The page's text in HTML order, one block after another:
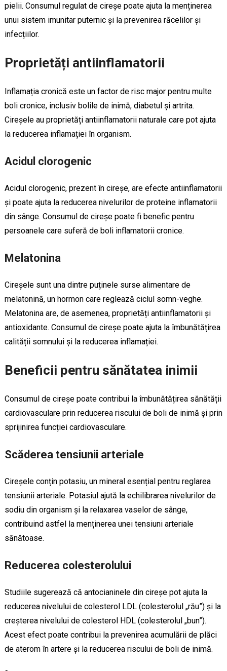
pielii. Consumul regulat de cireșe poate ajuta la menținerea
unui sistem imunitar puternic și la prevenirea răcelilor și
infecțiilor.
Proprietăți antiinflamatorii
Inflamația cronică este un factor de risc major pentru multe
boli cronice, inclusiv bolile de inimă, diabetul și artrita.
Cireșele au proprietăți antiinflamatorii naturale care pot ajuta
la reducerea inflamației în organism.
Acidul clorogenic
Acidul clorogenic, prezent în cireșe, are efecte antiinflamatorii
și poate ajuta la reducerea nivelurilor de proteine inflamatorii
din sânge. Consumul de cireșe poate fi benefic pentru
persoanele care suferă de boli inflamatorii cronice.
Melatonina
Cireșele sunt una dintre puținele surse alimentare de
melatonină, un hormon care reglează ciclul somn-veghe.
Melatonina are, de asemenea, proprietăți antiinflamatorii și
antioxidante. Consumul de cireșe poate ajuta la îmbunătățirea
calității somnului și la reducerea inflamației.
Beneficii pentru sănătatea inimii
Consumul de cireșe poate contribui la îmbunătățirea sănătății
cardiovasculare prin reducerea riscului de boli de inimă și prin
sprijinirea funcției cardiovasculare.
Scăderea tensiunii arteriale
Cireșele conțin potasiu, un mineral esențial pentru reglarea
tensiunii arteriale. Potasiul ajută la echilibrarea nivelurilor de
sodiu din organism și la relaxarea vaselor de sânge,
contribuind astfel la menținerea unei tensiuni arteriale
sănătoase.
Reducerea colesterolului
Studiile sugerează că antocianinele din cireșe pot ajuta la
reducerea nivelului de colesterol LDL (colesterolul „rău”) și la
creșterea nivelului de colesterol HDL (colesterolul „bun”).
Acest efect poate contribui la prevenirea acumulării de plăci
de aterom în artere și la reducerea riscului de boli de inimă.